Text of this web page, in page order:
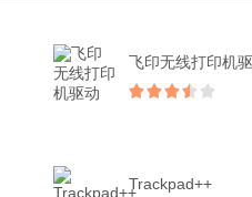
飞印无线打印机
Trackpad++